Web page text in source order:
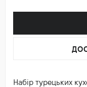
Набір турецьких